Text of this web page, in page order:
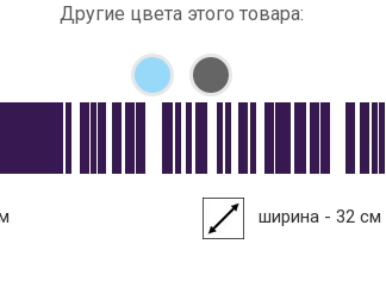
Другие цвета этого товара:
ширина - 32 см